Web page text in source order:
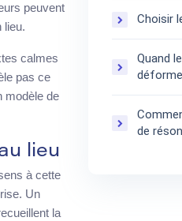
peuvent
lieu.
calmes
pas ce
modèle de
lieu
à cette
Un
la
Choisir
Quand
déforme
de